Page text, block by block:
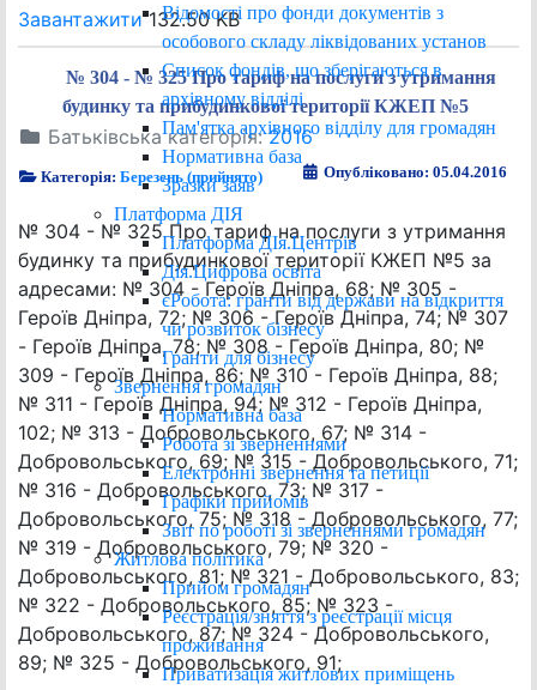
Відомості про фонди документів з
особового складу ліквідованих установ
Список фондів, що зберігаються в
архівному відділі
Пам'ятка архівного відділу для громадян
Нормативна база
Зразки заяв
Платформа ДІЯ
Платформа ДІя.Центрів
Дія.Цифрова освіта
єРобота: гранти від держави на відкриття
чи розвиток бізнесу
Гранти для бізнесу
Звернення громадян
Нормативна база
Робота зі зверненнями
Електронні звернення та петиції
Графіки прийомів
Звіт по роботі зі зверненнями громадян
Житлова політика
Прийом громадян
Реєстрація/зняття з реєстрації місця
проживання
Приватизація житлових приміщень
Завантажити132.50 KB
№ 304 - № 325 Про тариф на послуги з утримання
будинку та прибудинкової території КЖЕП №5
Батьківська категорія:2016
Категорія:Березень (прийнято) Опубліковано: 05.04.2016
№ 304 - № 325 Про тариф на послуги з утримання
будинку та прибудинкової території КЖЕП №5 за
адресами: № 304 - Героїв Дніпра, 68; № 305 -
Героїв Дніпра, 72; № 306 - Героїв Дніпра, 74; № 307
- Героїв Дніпра, 78; № 308 - Героїв Дніпра, 80; №
309 - Героїв Дніпра, 86; № 310 - Героїв Дніпра, 88;
№ 311 - Героїв Дніпра, 94; № 312 - Героїв Дніпра,
102; № 313 - Добровольського, 67; № 314 -
Добровольського, 69; № 315 - Добровольського, 71;
№ 316 - Добровольського, 73; № 317 -
Добровольського, 75; № 318 - Добровольського, 77;
№ 319 - Добровольського, 79; № 320 -
Добровольського, 81; № 321 - Добровольського, 83;
№ 322 - Добровольського, 85; № 323 -
Добровольського, 87; № 324 - Добровольського,
89; № 325 - Добровольського, 91;